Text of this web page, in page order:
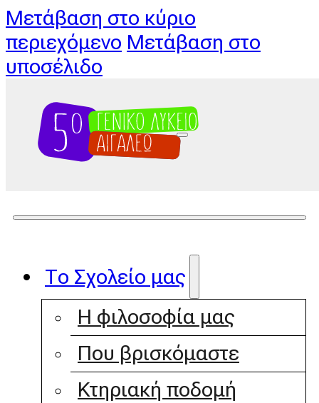
Μετάβαση στο κύριο
περιεχόμενο Μετάβαση στο
υποσέλιδο
Το Σχολείο μας
Η φιλοσοφία μας
Που βρισκόμαστε
Κτηριακή ποδομή